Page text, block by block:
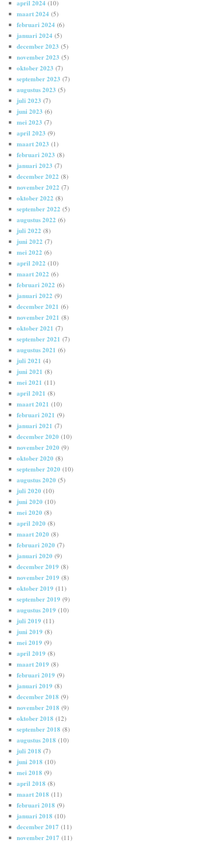
april 2024 (10)
maart 2024 (5)
februari 2024 (6)
januari 2024 (5)
december 2023 (5)
november 2023 (5)
oktober 2023 (7)
september 2023 (7)
augustus 2023 (5)
juli 2023 (7)
juni 2023 (6)
mei 2023 (7)
april 2023 (9)
maart 2023 (1)
februari 2023 (8)
januari 2023 (7)
december 2022 (8)
november 2022 (7)
oktober 2022 (8)
september 2022 (5)
augustus 2022 (6)
juli 2022 (8)
juni 2022 (7)
mei 2022 (6)
april 2022 (10)
maart 2022 (6)
februari 2022 (6)
januari 2022 (9)
december 2021 (6)
november 2021 (8)
oktober 2021 (7)
september 2021 (7)
augustus 2021 (6)
juli 2021 (4)
juni 2021 (8)
mei 2021 (11)
april 2021 (8)
maart 2021 (10)
februari 2021 (9)
januari 2021 (7)
december 2020 (10)
november 2020 (9)
oktober 2020 (8)
september 2020 (10)
augustus 2020 (5)
juli 2020 (10)
juni 2020 (10)
mei 2020 (8)
april 2020 (8)
maart 2020 (8)
februari 2020 (7)
januari 2020 (9)
december 2019 (8)
november 2019 (8)
oktober 2019 (11)
september 2019 (9)
augustus 2019 (10)
juli 2019 (11)
juni 2019 (8)
mei 2019 (9)
april 2019 (8)
maart 2019 (8)
februari 2019 (9)
januari 2019 (8)
december 2018 (9)
november 2018 (9)
oktober 2018 (12)
september 2018 (8)
augustus 2018 (10)
juli 2018 (7)
juni 2018 (10)
mei 2018 (9)
april 2018 (8)
maart 2018 (11)
februari 2018 (9)
januari 2018 (10)
december 2017 (11)
november 2017 (11)